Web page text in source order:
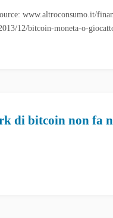
www.altroconsumo.it/
12/bitcoin-moneta-o-
di bitcoin non fa